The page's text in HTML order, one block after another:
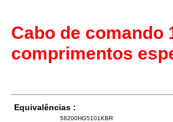
Cabo de comando
comprimentos
Equivalências :
58200HG5101KBR